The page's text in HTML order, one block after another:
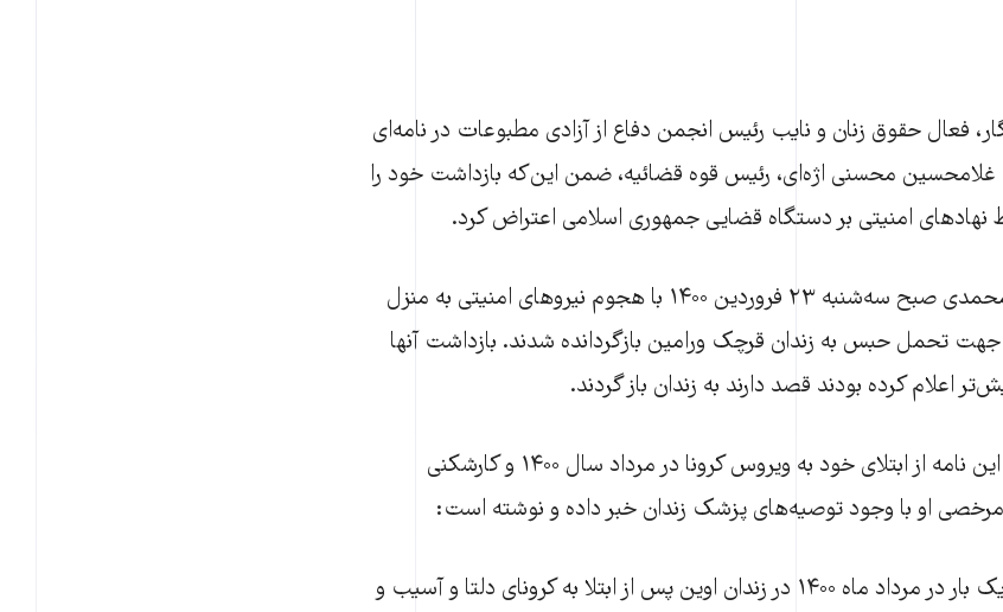
فعال حقوق زنان و نایب رئیس انجمن دفاع از آزادی مطبوعات در نامه‌ای
غلامحسین محسنی اژه‌ای، رئیس قوه قضائیه، ضمن این‌که بازداشت خود را
نهادهای امنیتی بر دستگاه قضایی جمهوری اسلامی اعتراض کرد.
عالیه مطلب‌زاده و نرگس محمدی صبح سه‌شنبه ۲۳ فروردین ۱۴۰۰ با هجوم نیروهای امنیتی به منزل
تحمل حبس به زندان قرچک ورامین بازگردانده شدند. بازداشت آنها
اعلام کرده بودند قصد دارند به زندان باز گردند.
عالیه مطلب‌زاده در ابتدای این نامه از ابتلای خود به ویروس کرونا در مرداد سال ۱۴۰۰ و کارشکنی
مرخصی او با وجود توصیه‌های پزشک زندان خبر داده و نوشته است:
«اینجانب قبل‌تر یک بار در مرداد ماه ۱۴۰۰ در زندان اوین پس از ابتلا به کرونای دلتا و آسیب و